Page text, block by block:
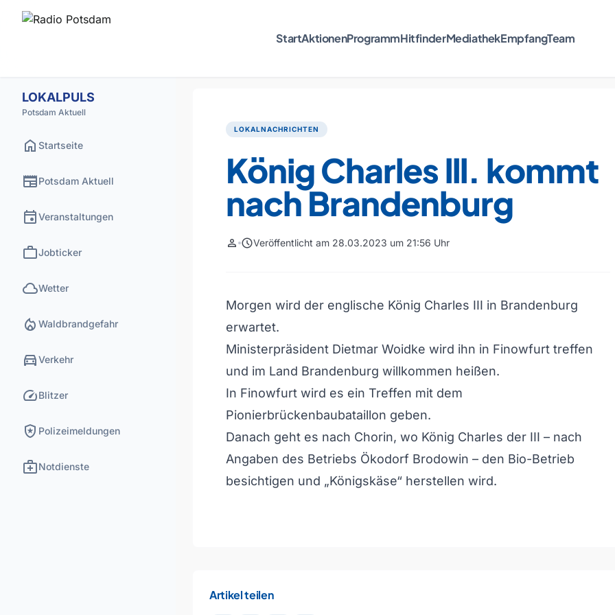
StartAktionenProgrammHitfinderMediathekEmpfangTeam
LOKALPULS
Potsdam Aktuell
home Startseite
newspaperPotsdam Aktuell
eventVeranstaltungen
workJobticker
cloudWetter
local_fire_department Waldbrandgefahr
directions_carVerkehr
speedBlitzer
local_police Polizeimeldungen
medical_servicesNotdienste
LOKALNACHRICHTEN
König Charles lll. kommt
nach Brandenburg
person scheduleVeröffentlicht am 28.03.2023 um 21:56 Uhr
Morgen wird der englische König Charles III in Brandenburg
erwartet.
Ministerpräsident Dietmar Woidke wird ihn in Finowfurt treffen
und im Land Brandenburg willkommen heißen.
In Finowfurt wird es ein Treffen mit dem
Pionierbrückenbaubataillon geben.
Danach geht es nach Chorin, wo König Charles der III – nach
Angaben des Betriebs Ökodorf Brodowin – den Bio-Betrieb
besichtigen und „Königskäse“ herstellen wird.
Artikel teilen